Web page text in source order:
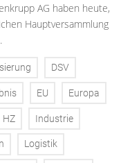
AG haben heute,
Hauptversammlung
DSV
EU Europa
HZ Industrie
Logistik